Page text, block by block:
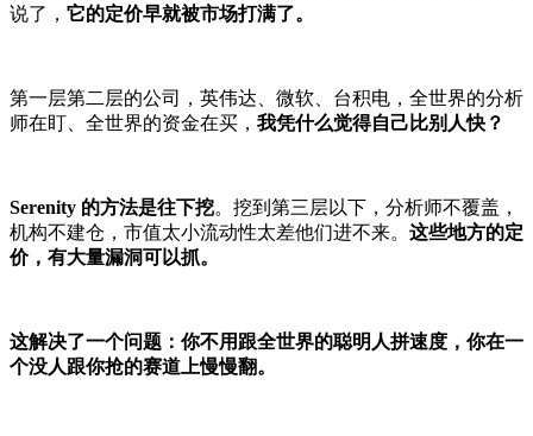
说了， 它的定价早就被市场打满了。
第一层第二层的公司，英伟达、微软、台积电，全世界的分析
师在盯、全世界的资金在买， 我凭什么觉得自己比别人快？
Serenity 的方法是往下挖。挖到第三层以下，分析师不覆盖，
机构不建仓，市值太小流动性太差他们进不来。 这些地方的定
价，有大量漏洞可以抓。
这解决了一个问题：你不用跟全世界的聪明人拼速度，你在一
个没人跟你抢的赛道上慢慢翻。